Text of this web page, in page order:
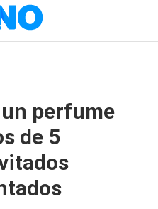
perfume
de 5